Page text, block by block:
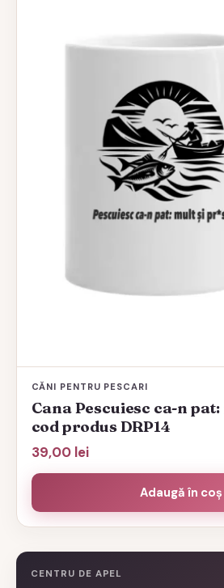
CENTRU DE APEL
CĂNI PENTRU PESCARI
Cana Pescuiesc ca-n
cod produs DRP14
39,00 lei
Adaugă în coș